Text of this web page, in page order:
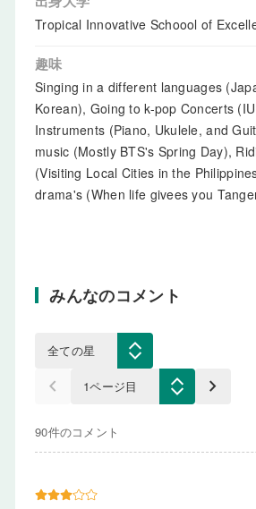
Tropical Innovative Schoool of
趣味
Singing in a different languages
Korean), Going to k-pop Concerts
Instruments (Piano, Ukulele, and
music (Mostly BTS's Spring Day),
(Visiting Local Cities in the
drama's (When life givees you
みんなのコメント
keyboard_arrow_left keyboard_arrow_right
90件のコメント